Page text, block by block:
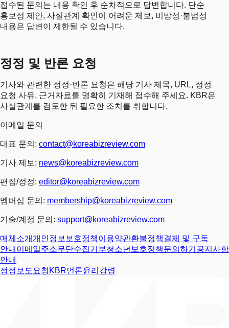
접수된 문의는 내용 확인 후 순차적으로 답변합니다. 단순
홍보성 제안, 사실관계 확인이 어려운 제보, 비방성·불법성
내용은 답변이 제한될 수 있습니다.
정정 및 반론 요청
기사와 관련한 정정·반론 요청은 해당 기사 제목, URL, 정정
요청 사유, 근거자료를 명확히 기재해 접수해 주세요. KBR은
사실관계를 검토한 뒤 필요한 조치를 취합니다.
이메일 문의
대표 문의: contact@koreabizreview.com
기사 제보: news@koreabizreview.com
편집/정정: editor@koreabizreview.com
멤버십 문의: membership@koreabizreview.com
기술/계정 문의: support@koreabizreview.com
매체소개개인정보보호정책이용약관환불정책결제 및 구독
안내 이메일주소무단수집거부청소년보호정책문의하기 공지사항
안내
정정보도요청 KBR언론윤리강령